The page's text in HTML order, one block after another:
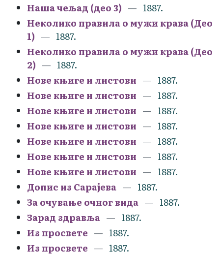
Наша чељад (део 3)
1887.
Неколико правила о мужи крава (Део
1)
1887.
Неколико правила о мужи крава (Део
2)
1887.
Нове књиге и листови
1887.
Нове књиге и листови
1887.
Нове књиге и листови
1887.
Нове књиге и листови
1887.
Нове књиге и листови
1887.
Нове књиге и листови
1887.
Нове књиге и листови
1887.
Допис из Сарајева
1887.
За очување очног вида
1887.
Зарад здравља
1887.
Из просвете
1887.
Из просвете
1887.